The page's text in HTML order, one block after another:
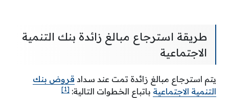
طريقة استرجاع مبالغ زائدة بنك التنمية
الاجتماعية
يتم استرجاع مبالغ زائدة تمت عند سداد قروض بنك
التنمية الاجتماعية باتباع الخطوات التالية: [1]